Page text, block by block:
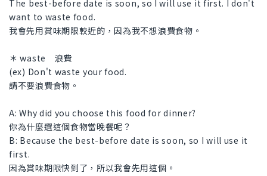
The best-before date is soon, so I will use it first. I don't
want to waste food.
我會先用賞味期限較近的，因為我不想浪費食物。
＊ waste 浪費
(ex) Don't waste your food.
請不要浪費食物。
A: Why did you choose this food for dinner?
你為什麼選這個食物當晚餐呢？
B: Because the best-before date is soon, so I will use it
first.
因為賞味期限快到了，所以我會先用這個。